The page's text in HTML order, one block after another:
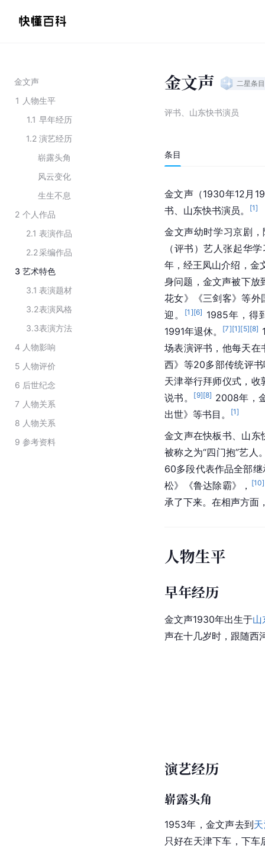
金文声
1 人物生平
1.1 早年经历
1.2 演艺经历
崭露头角
风云变化
生生不息
2 个人作品
2.1 表演作品
2.2采编作品
3 艺术特色
3.1 表演题材
3.2表演风格
3.3表演方法
4 人物影响
5 人物评价
6 后世纪念
7 人物关系
8 人物关系
9 参考资料
金文声 二星条目
评书、山东快书演员
条目
金文声（1930年12月
书、山东快书演员。
[1]
金文声幼时学习京剧
（评书）艺人张起华
年，经王凤山介绍，金
身问题，金文声被下放
花女》《三剑客》等外
迎。
[1 ][6] 1985年，得
1991年退休。
[7][1][5][8]
场表演评书，他每天在
西》等20多部传统评
天津举行拜师仪式，
说书。
[9][8] 2008年，
出世》等书目。
[1]
金文声在快板书、山东
被称之为“四门抱”艺人
60多段代表作品全部
松》《鲁达除霸》， [10]
承了下来。在相声方面
人物生平
早年经历
金文声1930年出生于山
声在十几岁时，跟随西
演艺经历
崭露头角
1953年，金文声去到
只好在天津下车，下